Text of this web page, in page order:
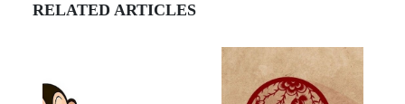
RELATED ARTICLES